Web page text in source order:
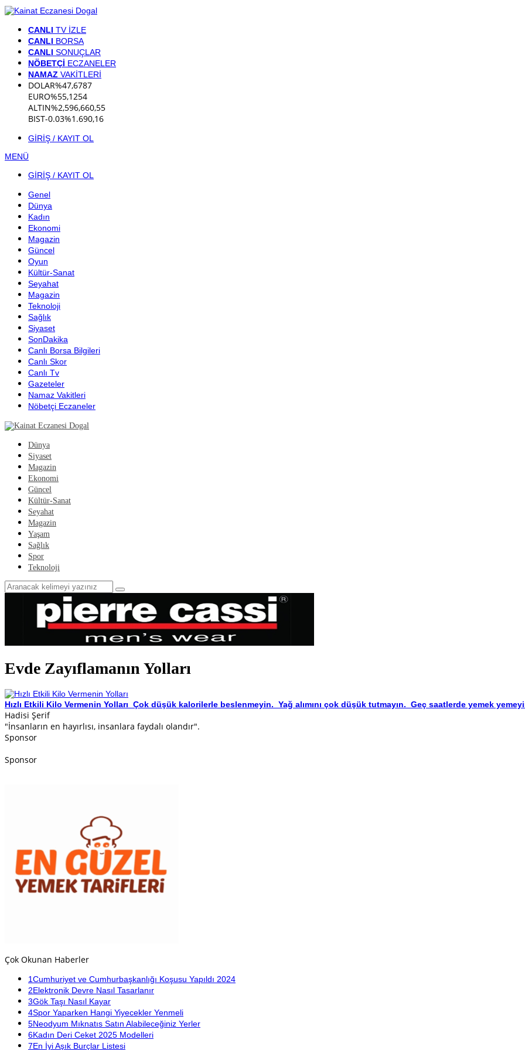
CANLI TV İZLE
CANLI BORSA
CANLI SONUÇLAR
NÖBETÇİ ECZANELER
NAMAZ VAKİTLERİ
DOLAR%47,6787
EURO%55,1254
ALTIN%2,596,660,55
BIST-0.03%1.690,16
GİRİŞ / KAYIT OL
MENÜ
GİRİŞ / KAYIT OL
Genel
Dünya
Kadın
Ekonomi
Magazin
Güncel
Oyun
Kültür-Sanat
Seyahat
Magazin
Teknoloji
Sağlık
Siyaset
SonDakika
Canlı Borsa Bilgileri
Canlı Skor
Canlı Tv
Gazeteler
Namaz Vakitleri
Nöbetçi Eczaneler
Dünya
Siyaset
Magazin
Ekonomi
Güncel
Kültür-Sanat
Seyahat
Magazin
Yaşam
Sağlık
Spor
Teknoloji
Evde Zayıflamanın Yolları
Hızlı Etkili Kilo Vermenin Yolları Çok düşük kalorilerle beslenmeyin. Yağ alımını çok düşük tutmayın. Geç saatlerde yemek
Hadisi Şerif
"İnsanların en hayırlısı, insanlara faydalı olandır".
Sponsor
Sponsor
Çok Okunan Haberler
1Cumhuriyet ve Cumhurbaşkanlığı Koşusu Yapıldı 2024
2Elektronik Devre Nasıl Tasarlanır
3Gök Taşı Nasıl Kayar
4Spor Yaparken Hangi Yiyecekler Yenmeli
5Neodyum Mıknatıs Satın Alabileceğiniz Yerler
6Kadın Deri Ceket 2025 Modelleri
7En İyi Aşık Burçlar Listesi